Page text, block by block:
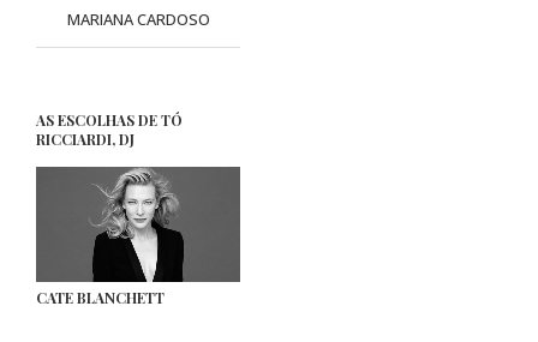
MARIANA CARDOSO
AS ESCOLHAS DE TÓ
RICCIARDI, DJ
CATE BLANCHETT